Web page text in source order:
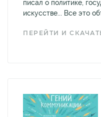
писал о политике,
искусстве... Все это
ПЕРЕЙТИ И